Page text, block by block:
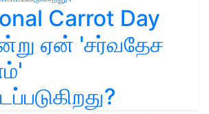
Carrot Day
ஏன் 'சர்வதேச